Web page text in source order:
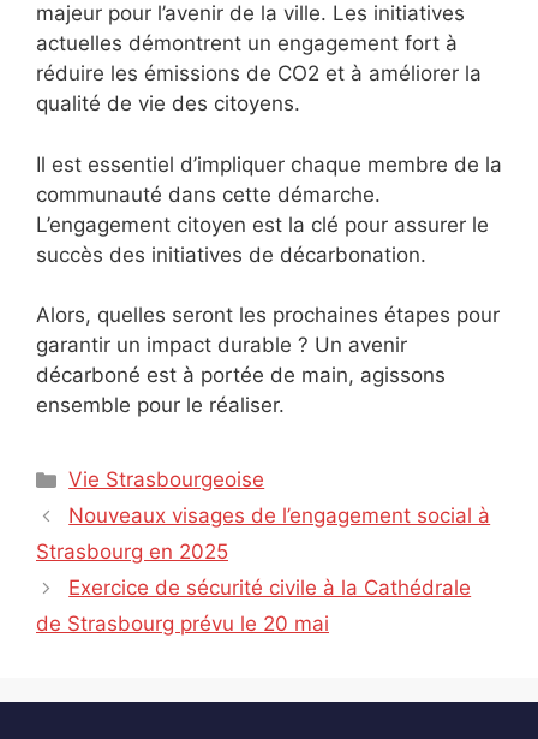
majeur pour l’avenir de la ville. Les initiatives
actuelles démontrent un engagement fort à
réduire les émissions de CO2 et à améliorer la
qualité de vie des citoyens.
Il est essentiel d’impliquer chaque membre de la
communauté dans cette démarche.
L’engagement citoyen est la clé pour assurer le
succès des initiatives de décarbonation.
Alors, quelles seront les prochaines étapes pour
garantir un impact durable ? Un avenir
décarboné est à portée de main, agissons
ensemble pour le réaliser.
Catégories
Vie Strasbourgeoise
Nouveaux visages de l’engagement social à
Strasbourg en 2025
Exercice de sécurité civile à la Cathédrale
de Strasbourg prévu le 20 mai